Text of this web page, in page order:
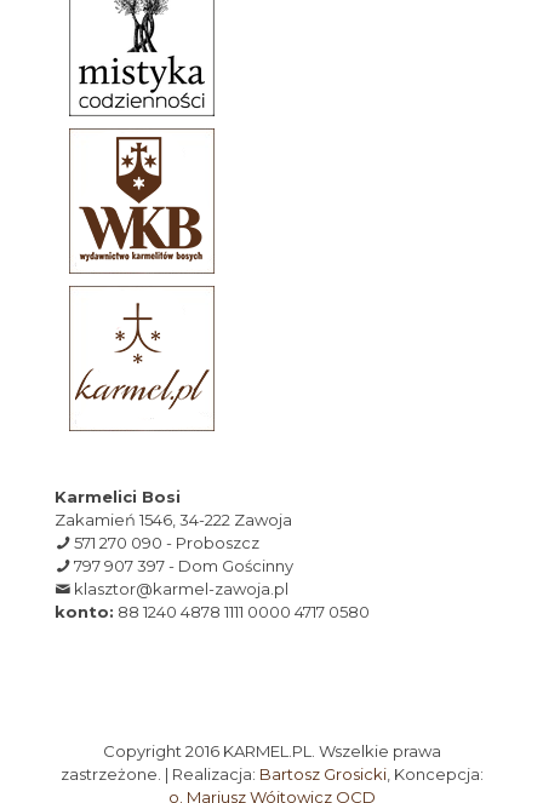
Karmelici Bosi
Zakamień 1546, 34-222 Zawoja
571 270 090 - Proboszcz
797 907 397 - Dom Gościnny
klasztor@karmel-zawoja.pl
konto: 88 1240 4878 1111 0000 4717 0580
Copyright 2016 KARMEL.PL. Wszelkie prawa
zastrzeżone. | Realizacja: Bartosz Grosicki, Koncepcja:
o. Mariusz Wójtowicz OCD